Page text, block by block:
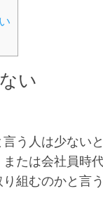
い
う人は少ない
たは会社員時
組むのかと言